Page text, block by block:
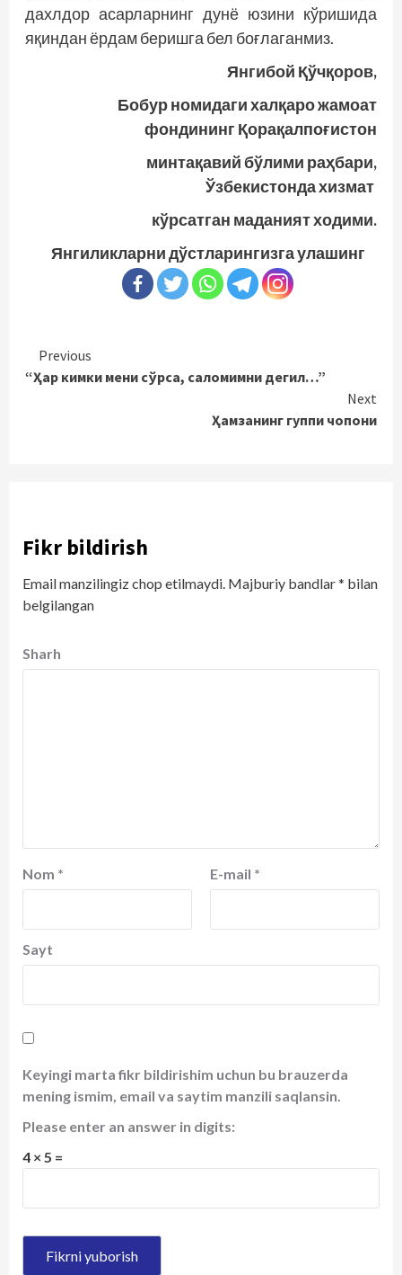
дахлдор асарларнинг дунё юзини кўришида
яқиндан ёрдам беришга бел боғлаганмиз.
Янгибой Қўчқоров,
Бобур номидаги халқаро жамоат
фондининг Қорақалпоғистон
минтақавий бўлими раҳбари,
Ўзбекистонда хизмат
кўрсатган маданият ходими.
Янгиликларни дўстларингизга улашинг
Continue
Reading
Previous
“Ҳар кимки мени сўрса, саломимни дегил…”
Next
Ҳамзанинг гуппи чопони
Fikr bildirish
Email manzilingiz chop etilmaydi. Majburiy bandlar* bilan
belgilangan
Sharh
Nom * E-mail *
Sayt
Keyingi marta fikr bildirishim uchun bu brauzerda
mening ismim, email va saytim manzili saqlansin.
Please enter an answer in digits:
4 × 5 =